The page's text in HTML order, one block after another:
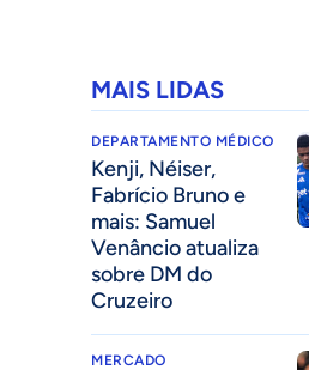
MAIS LIDAS
DEPARTAMENTO MÉDICO
Kenji, Néiser,
Fabrício Bruno e
mais: Samuel
Venâncio atualiza
sobre DM do
Cruzeiro
MERCADO